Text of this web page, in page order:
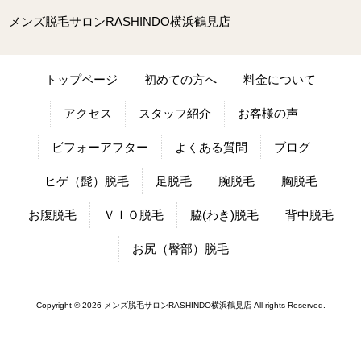
メンズ脱毛サロンRASHINDO横浜鶴見店
トップページ 初めての方へ 料金について
アクセス スタッフ紹介 お客様の声
ビフォーアフター よくある質問 ブログ
ヒゲ（髭）脱毛 足脱毛 腕脱毛 胸脱毛
お腹脱毛 ＶＩＯ脱毛 脇(わき)脱毛 背中脱毛
お尻（臀部）脱毛
Copyright © 2026 メンズ脱毛サロンRASHINDO横浜鶴見店 All rights Reserved.